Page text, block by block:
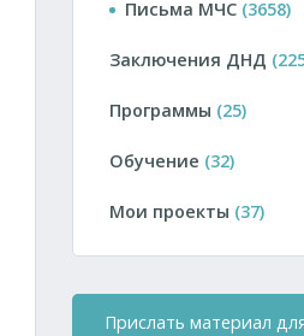
Письма МЧС (3658)
Заключения ДНД
Программы (25)
Обучение (32)
Мои проекты (37)
Прислать материал